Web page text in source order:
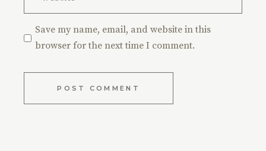
Save my name, email, and website in this
browser for the next time I comment.
POST COMMENT